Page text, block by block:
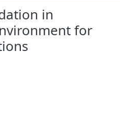
in
for